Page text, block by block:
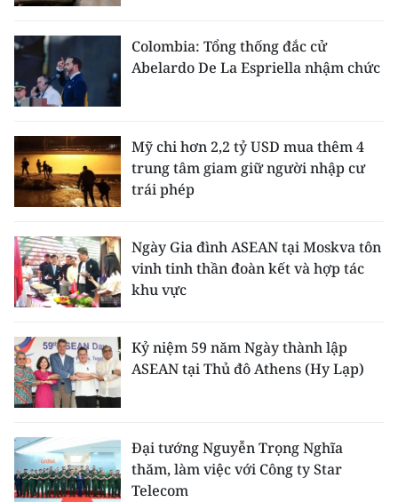
Colombia: Tổng thống đắc cử
Abelardo De La Espriella nhậm chức
Mỹ chi hơn 2,2 tỷ USD mua thêm 4
trung tâm giam giữ người nhập cư
trái phép
Ngày Gia đình ASEAN tại Moskva tôn
vinh tinh thần đoàn kết và hợp tác
khu vực
Kỷ niệm 59 năm Ngày thành lập
ASEAN tại Thủ đô Athens (Hy Lạp)
Đại tướng Nguyễn Trọng Nghĩa
thăm, làm việc với Công ty Star
Telecom